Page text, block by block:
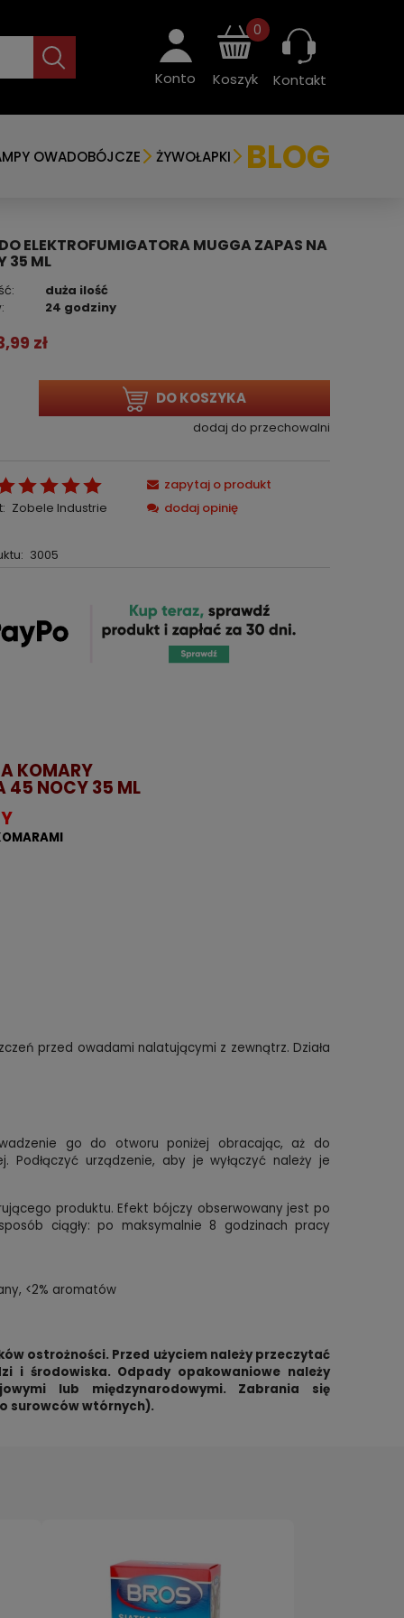
Konto Koszyk
0
Kontakt
OWADOBÓJCZE ŻYWOŁAPKI BLOG
CIMEX-OUT oprysk o podwójnym
składzie i szybkim działaniu na
ELEKTROFUMIGATORA MUGGA ZAPAS NA
35 ML
duża ilość
24 godziny
zł
DO KOSZYKA
dodaj do przechowalni
Zobele Industrie
3005
zapytaj o produkt
dodaj opinię
KOMARY
45 NOCY 35 ML
przed owadami nalatującymi z zewnątrz. Działa
go do otworu poniżej obracając, aż do
Podłączyć urządzenie, aby je wyłączyć należy je
produktu. Efekt bójczy obserwowany jest po
ciągły: po maksymalnie 8 godzinach pracy
<2% aromatów
ostrożności. Przed użyciem należy przeczytać
i środowiska. Odpady opakowaniowe należy
lub międzynarodowymi. Zabrania się
surowców wtórnych).